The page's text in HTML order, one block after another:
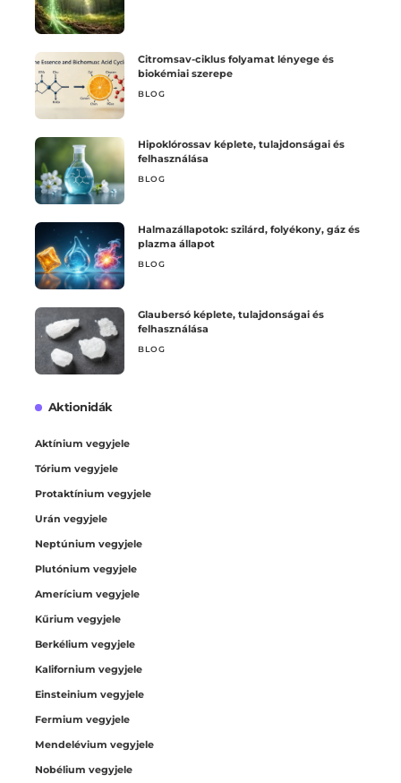
Citromsav-ciklus folyamat lényege és
biokémiai szerepe
BLOG
Hipoklórossav képlete, tulajdonságai és
felhasználása
BLOG
Halmazállapotok: szilárd, folyékony, gáz és
plazma állapot
BLOG
Glaubersó képlete, tulajdonságai és
felhasználása
BLOG
Aktionidák
Aktínium vegyjele
Tórium vegyjele
Protaktínium vegyjele
Urán vegyjele
Neptúnium vegyjele
Plutónium vegyjele
Amerícium vegyjele
Kűrium vegyjele
Berkélium vegyjele
Kalifornium vegyjele
Einsteinium vegyjele
Fermium vegyjele
Mendelévium vegyjele
Nobélium vegyjele